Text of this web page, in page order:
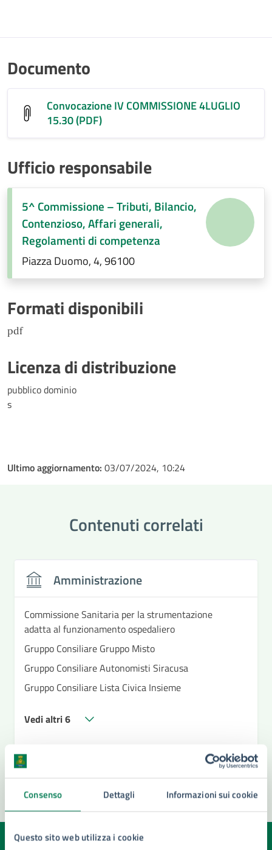
Consenso Dettagli Informazioni sui cookie
Questo sito web utilizza i cookie
Documento
Convocazione IV COMMISSIONE 4LUGLIO
15.30 (PDF)
Ufficio responsabile
5^ Commissione – Tributi, Bilancio,
Contenzioso, Affari generali,
Regolamenti di competenza
Piazza Duomo, 4, 96100
Formati disponibili
pdf
Licenza di distribuzione
pubblico dominio
s
Ultimo aggiornamento: 03/07/2024, 10:24
Contenuti correlati
Amministrazione
Commissione Sanitaria per la strumentazione
adatta al funzionamento ospedaliero
Gruppo Consiliare Gruppo Misto
Gruppo Consiliare Autonomisti Siracusa
Gruppo Consiliare Lista Civica Insieme
Vedi altri 6